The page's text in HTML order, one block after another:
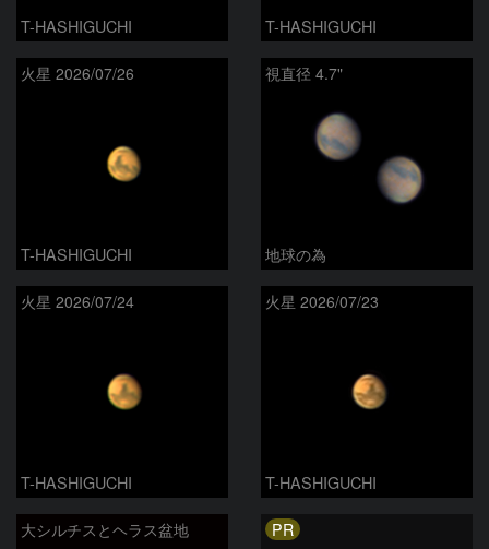
T-HASHIGUCHI T-HASHIGUCHI
火星 2026/07/26
T-HASHIGUCHI
視直径 4.7"
地球の為
火星 2026/07/24
T-HASHIGUCHI
火星 2026/07/23
T-HASHIGUCHI
大シルチスとヘラス盆地 PR